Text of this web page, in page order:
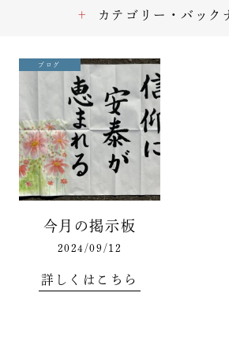
ブログ
今月の掲示板
2024/09/12
詳しくはこちら
カテゴリー・バック